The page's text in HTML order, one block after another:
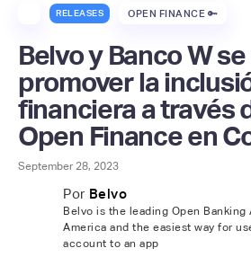
RELEASES OPEN FINANCE 🔑
Belvo y Banco W
promover la
financiera a través
Open Finance en
September 28, 2023
Por Belvo
Belvo is the leading Open Banking
America and the easiest way for
account to an app